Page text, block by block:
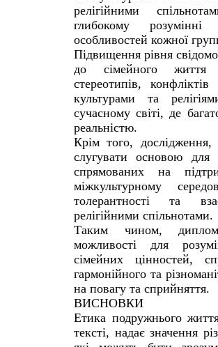
релігійними
глибокому
особливостей кожної
Підвищення рівня
до сімейного
стереотипів,
культурами та
сучасному світі, де
реальністю.
Крім того,
слугувати основою для
спрямованих на
міжкультурному
толерантності та
релігійними спільнотами.
Таким чином,
можливості для
сімейних цінностей,
гармонійного та
на повагу та сприйняття.
ВИСНОВКИ
Етика подружнього
тексті, надає значення